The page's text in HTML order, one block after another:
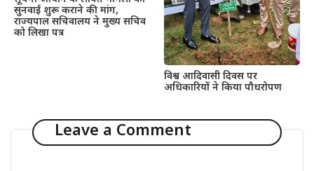
सुनवाई शुरू कराने की मांग,
राज्यपाल सचिवालय ने मुख्य सचिव
को लिखा पत्र
विश्व आदिवासी दिवस पर
अधिकारियों ने किया पौधरोपण
Leave a Comment